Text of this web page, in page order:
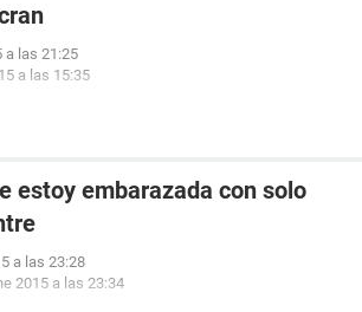
a las 21:25
a las 15:35
estoy embarazada con solo
a las 23:28
2015 a las 23:34